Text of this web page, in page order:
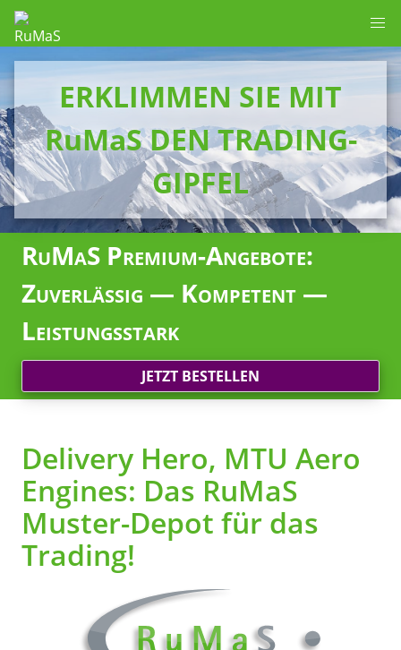
ERKLIMMEN SIE MIT
RuMaS DEN TRADING-
GIPFEL
RuMaS Premium-Angebote:
Zuverlässig — Kompetent —
Leistungsstark
JETZT BESTELLEN
Delivery Hero, MTU Aero
Engines: Das RuMaS
Muster-Depot für das
Trading!